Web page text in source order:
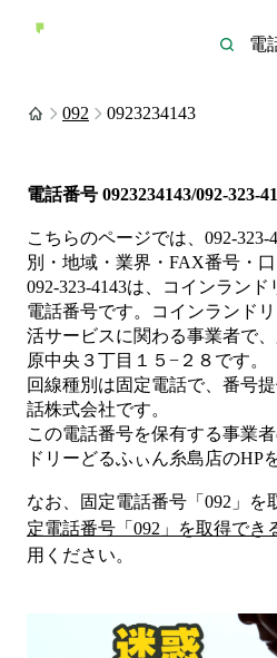
092 0923234143
電話番号 0923234143/092-323-
こちらのページでは、 092-323-
別・地域・業界・FAX番号・
092-323-4143は、 コインランド
電話番号です。
コインランド
活サービスに関わる事業者で
原中央３丁目１５−２８ です。
回線種別は固定電話で、番号
話株式会社です。
この電話番号を保有する事業
ドリーどるふぃん糸島店のHP
なお、固定電話番号「 092 」を
定電話番号「 092 」を取得でき
用ください。